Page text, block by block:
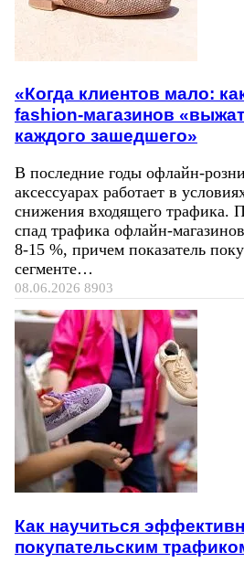
«Когда клиентов мало:
fashion-магазинов
каждого зашедшего»
В последние годы офлайн-
аксессуарах работает в
снижения входящего трафика.
спад трафика офлайн-
8-15 %, причем показатель
сегменте…
08.06.2026 8903
Как научиться
покупательским